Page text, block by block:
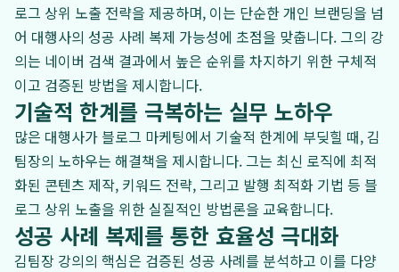
로그 상위 노출 전략을 제공하며, 이는 단순한 개인 브랜딩을 넘
어 대행사의 성공 사례 복제 가능성에 초점을 맞춥니다. 그의 강
의는 네이버 검색 결과에서 높은 순위를 차지하기 위한 구체적
이고 검증된 방법을 제시합니다.
기술적 한계를 극복하는 실무 노하우
많은 대행사가 블로그 마케팅에서 기술적 한계에 부딪힐 때, 김
팀장의 노하우는 해결책을 제시합니다. 그는 최신 로직에 최적
화된 콘텐츠 제작, 키워드 전략, 그리고 발행 최적화 기법 등 블
로그 상위 노출을 위한 실질적인 방법론을 교육합니다.
성공 사례 복제를 통한 효율성 극대화
김팀장 강의의 핵심은 검증된 성공 사례를 분석하고 이를 다양